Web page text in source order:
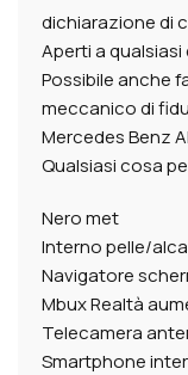
dichiarazione di
Aperti a
Possibile anche
meccanico di
Mercedes Benz
Qualsiasi cosa
Nero met
Interno pelle/
Navigatore
Mbux Realtà
Telecamera
Smartphone